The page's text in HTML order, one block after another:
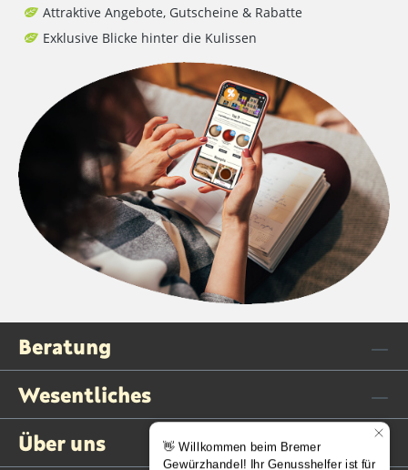
Attraktive Angebote, Gutscheine & Rabatte
Exklusive Blicke hinter die Kulissen
Beratung
Wesentliches
Über uns